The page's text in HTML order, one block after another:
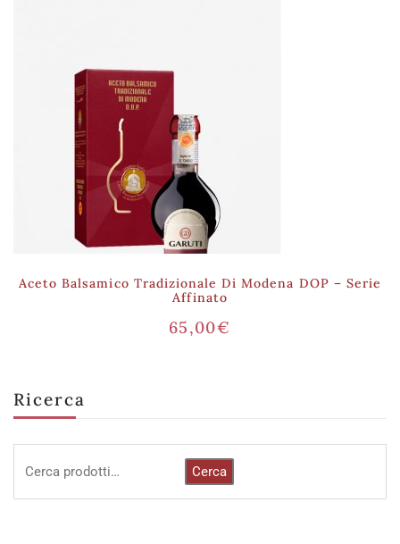
Ricerca
Cerca
Aceto Balsamico Tradizionale Di Modena DOP – Serie
Affinato
65,00€